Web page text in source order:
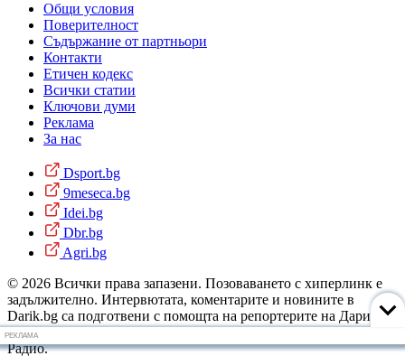
Общи условия
Поверителност
Съдържание от партньори
Контакти
Етичен кодекс
Всички статии
Ключови думи
Реклама
За нас
Dsport.bg
9meseca.bg
Idei.bg
Dbr.bg
Agri.bg
© 2026 Всички права запазени. Позоваването с хиперлинк е
задължително. Интервютата, коментарите и новините в
Darik.bg са подготвени с помощта на репортерите на Дарик
Радио и новинарските емисии на радиото. Снимки: Дарик
Радио.
РЕКЛАМА